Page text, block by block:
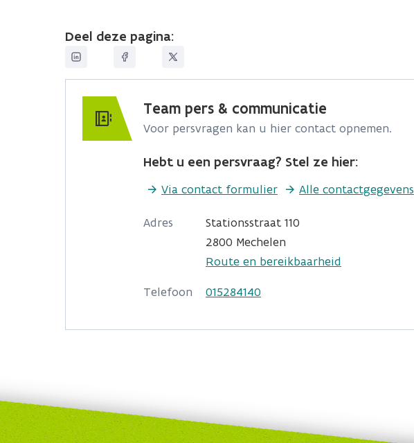
Deel deze pagina:
Team pers & communicatie
Voor persvragen kan u hier contact opnemen.
Hebt u een persvraag? Stel ze hier:
Via contact formulier Alle contactgegevens
Adres
Stationsstraat 110
2800 Mechelen
Route en bereikbaarheid
Telefoon
015284140